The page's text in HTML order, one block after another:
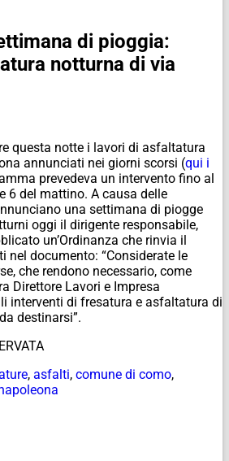
di pioggia:
notturna di via
questa notte i lavori di asfaltatura
annunciati nei giorni scorsi (qui i
prevedeva un intervento fino al
6 del mattino. A causa delle
una settimana di piogge
oggi il dirigente responsabile,
un’Ordinanza che rinvia il
nel documento: “Considerate le
che rendono necessario, come
Direttore Lavori e Impresa
interventi di fresatura e asfaltatura di
destinarsi”.
, asfalti, comune di como,